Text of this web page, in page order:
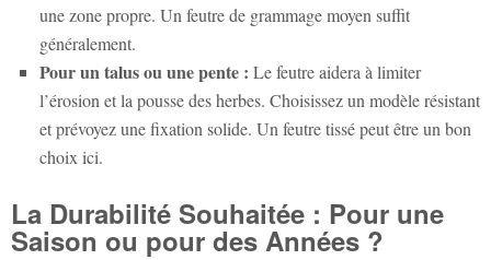
une zone propre. Un feutre de grammage moyen suffit
généralement.
Pour un talus ou une pente : Le feutre aidera à limiter
l’érosion et la pousse des herbes. Choisissez un modèle résistant
et prévoyez une fixation solide. Un feutre tissé peut être un bon
choix ici.
La Durabilité Souhaitée : Pour une
Saison ou pour des Années ?